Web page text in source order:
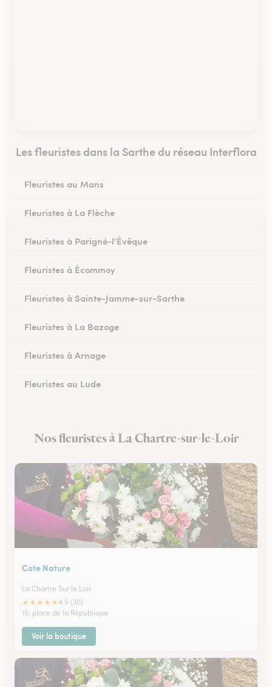
Les fleuristes dans la Sarthe du réseau Interflora
Fleuristes au Mans
Fleuristes à La Flèche
Fleuristes à Parigné-l’Évêque
Fleuristes à Écommoy
Fleuristes à Sainte-Jamme-sur-Sarthe
Fleuristes à La Bazoge
Fleuristes à Arnage
Fleuristes au Lude
Fleuristes à Mamers
Nos fleuristes à La Chartre-sur-le-Loir
Cote Nature
La Chartre Sur le Loir
★★★★★4.5 (30)
15, place de la République
Voir la boutique